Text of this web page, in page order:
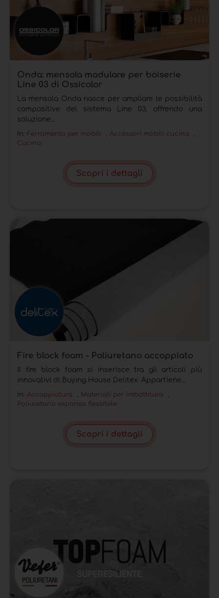
Onda: mensola modulare per boiserie
Line 03 di Ossicolor
La mensola Onda nasce per ampliare le possibilità
compositive del sistema Line 03, offrendo una
soluzione...
In: Ferramenta per mobili , Accessori mobili cucina
,
Cucina
Scopri i dettagli
Fire block foam - Poliuretano accoppiato
Il fire block foam si inserisce tra gli articoli più
innovativi di Buying House Delitex. Appartiene...
In: Accoppiatura , Materiali per imbottitura
,
Poliuretano espanso flessibile
Scopri i dettagli